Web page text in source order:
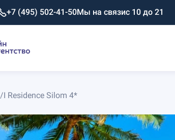
+7 (495) 502-41-50Мы на связис 10 до 21
/I Residence Silom 4*